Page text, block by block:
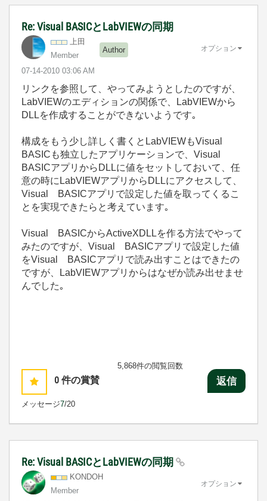
Re: Visual BASICとLabVIEWの同期
上田
Member
Author
‎07-14-2010 03:06 AM
オプション
リンクを参照して、やってみようとしたのですが、
LabVIEWのエディションの関係で、LabVIEWから
DLLを作成することができないようです｡
構成をもう少し詳しく書くとLabVIEWもVisual
BASICも独立したアプリケーションで、Visual
BASICアプリからDLLに値をセットしておいて、任
意の時にLabVIEWアプリからDLLにアクセスして、
Visual BASICアプリで設定した値を取ってくるこ
とを実現できたらと考えています｡
Visual BASICからActiveXDLLを作る方法でやって
みたのですが、Visual BASICアプリで設定した値
をVisual BASICアプリで読み出すことはできたの
ですが、LabVIEWアプリからはなぜか読み出せませ
んでした｡
0 件の賞賛
メッセージ7/20
5,868件の閲覧回数
返信
Re: Visual BASICとLabVIEWの同期
KONDOH
Member
オプション